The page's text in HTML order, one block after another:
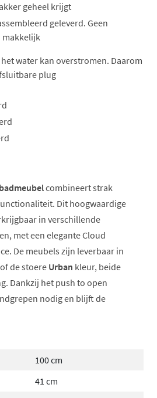
geheel krijgt
geleverd. Geen
makkelijk
water kan overstromen. Daarom
plug
combineert strak
Dit hoogwaardige
in verschillende
met een elegante Cloud
De meubels zijn leverbaar in
of de stoere Urban kleur, beide
Dankzij het push to open
nodig en blijft de
breedtes en kleuren
solid surface
uitvoering
100 cm
41 cm